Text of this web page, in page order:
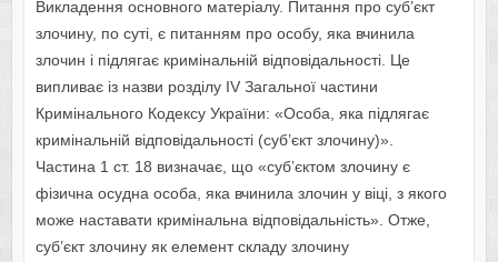
Викладення основного матеріалу. Питання про суб’єкт
злочину, по суті, є питанням про особу, яка вчинила
злочин і підлягає кримінальній відповідальності. Це
випливає із назви розділу IV Загальної частини
Кримінального Кодексу України: «Особа, яка підлягає
кримінальній відповідальності (суб’єкт злочину)».
Частина 1 ст. 18 визначає, що «суб’єктом злочину є
фізична осудна особа, яка вчинила злочин у віці, з якого
може наставати кримінальна відповідальність». Отже,
суб’єкт злочину як елемент складу злочину